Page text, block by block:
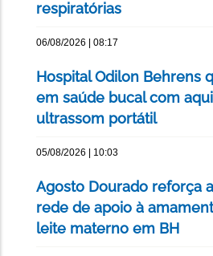
respiratórias
06/08/2026 | 08:17
Hospital Odilon Behrens
em saúde bucal com
ultrassom portátil
05/08/2026 | 10:03
Agosto Dourado reforça
rede de apoio à
leite materno em BH